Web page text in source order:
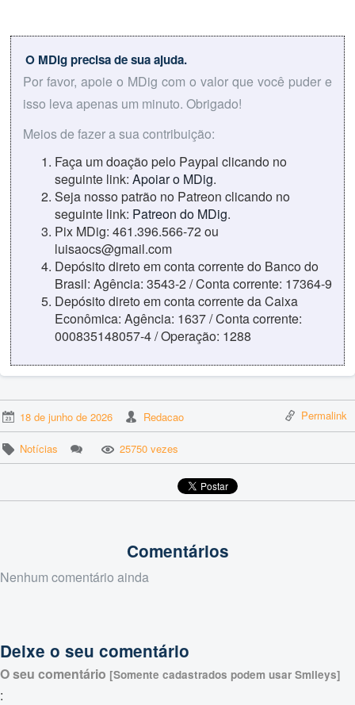
O MDig precisa de sua ajuda.
Por favor, apoie o MDig com o valor que você puder e
isso leva apenas um minuto. Obrigado!
Meios de fazer a sua contribuição:
Faça um doação pelo Paypal clicando no
seguinte link: Apoiar o MDig.
Seja nosso patrão no Patreon clicando no
seguinte link: Patreon do MDig.
Pix MDig: 461.396.566-72 ou
luisaocs@gmail.com
Depósito direto em conta corrente do Banco do
Brasil: Agência: 3543-2 / Conta corrente: 17364-9
Depósito direto em conta corrente da Caixa
Econômica: Agência: 1637 / Conta corrente:
000835148057-4 / Operação: 1288
18 de junho de 2026 Redacao Permalink
Notícias 25750 vezes
Comentários
Nenhum comentário ainda
Deixe o seu comentário
O seu comentário [Somente cadastrados podem usar Smileys]
: